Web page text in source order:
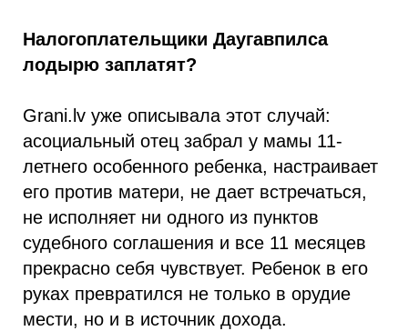
Налогоплательщики Даугавпилса
лодырю заплатят?
Grani.lv уже описывала этот случай:
асоциальный отец забрал у мамы 11-
летнего особенного ребенка, настраивает
его против матери, не дает встречаться,
не исполняет ни одного из пунктов
судебного соглашения и все 11 месяцев
прекрасно себя чувствует. Ребенок в его
руках превратился не только в орудие
мести, но и в источник дохода.